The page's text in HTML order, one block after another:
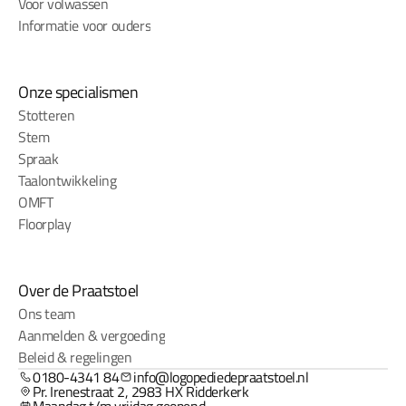
Informatie voor ouders
Onze specialismen
Stotteren
Stem
Spraak
Taalontwikkeling
OMFT
Floorplay
Over de Praatstoel
Ons team
Aanmelden & vergoeding
Beleid & regelingen
0180-4341 84
info@logopediedepraatstoel.nl
Pr. Irenestraat 2, 2983 HX Ridderkerk